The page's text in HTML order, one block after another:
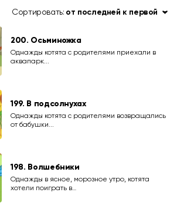
Сортировать: от последней к первой
200. Осьминожка
Однажды котята с родителями приехали в
аквапарк...
199. В подсолнухах
Однажды котята с родителями возвращались
от бабушки...
198. Волшебники
Однажды в ясное, морозное утро, котята
хотели поиграть в…